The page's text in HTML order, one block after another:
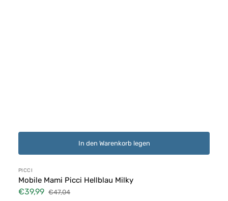
In den Warenkorb legen
Anbieter:
PICCI
Mobile Mami Picci Hellblau Milky
Verkaufspreis
€39,99
Normaler
€47,04